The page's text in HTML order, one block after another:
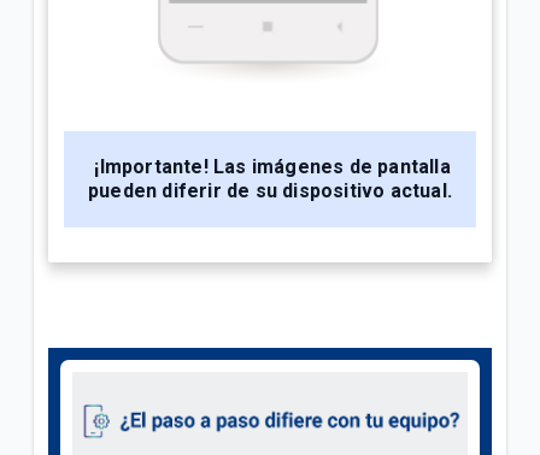
¡Importante!Las imágenes de pantalla
pueden diferir de su dispositivo actual.